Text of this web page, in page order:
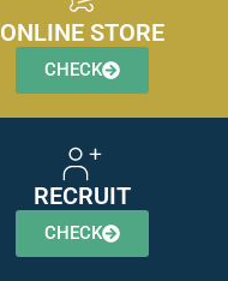
ONLINE STORE
CHECK
RECRUIT
CHECK